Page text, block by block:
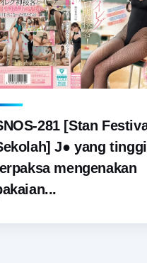
281 [Stan
J● yang tinggi
mengenakan